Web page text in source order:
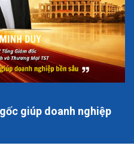
giúp doanh nghiệp